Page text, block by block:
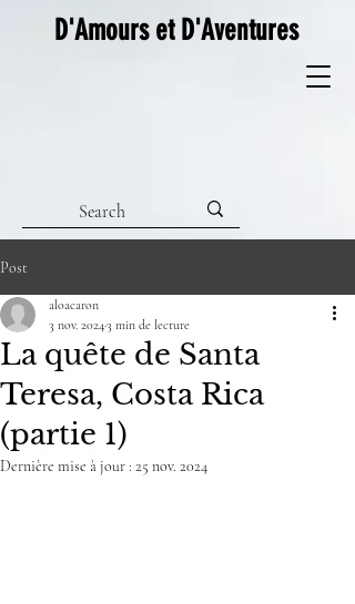
D'Amours et D'Aventures
Post
La quête de Santa
Teresa, Costa Rica
(partie 1)
aloacaron
3 nov. 20243 min de lecture
Dernière mise à jour : 25 nov. 2024